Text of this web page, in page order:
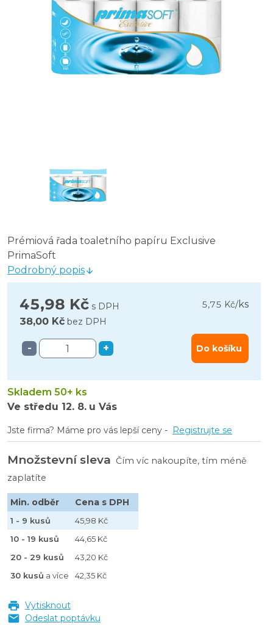
Perfex Plus BONI toaletní papír, 2 vrstvy - 24 ks
PUFINA Toaletní papír, 4vrstvý, celulóza s vůní
PUFINA Toaletní papír, 3vrstvý, celulóza s vůní Aloe
PUFINA Toaletní papír, 3vrstvý, celulóza s vůní Vanilky
Prémiová řada toaletního papíru Exclusive
PrimaSoft
Podrobný popis
45,98 Kč s DPH 5,75 Kč/ks
38,00 Kč bez DPH
- + Do košíku
Skladem 50+ ks
Ve středu 12. 8. u Vás
Jste firma? Máme pro vás lepší ceny - Registrujte se
Množstevní sleva Čím víc nakoupíte, tím méně
zaplatíte
Min. odběr Cena s DPH
1 - 9 kusů
45,98 Kč
10 - 19 kusů
44,65 Kč
20 - 29 kusů
43,20 Kč
30 kusů a více 42,35 Kč
Vytisknout
Odeslat poptávku